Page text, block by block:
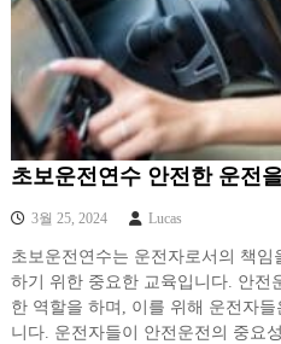
초보운전연수 안전한 운전
3월 25, 2024 Lucas
초보운전연수는 운전자로서의 책
하기 위한 중요한 교육입니다. 안전
한 역할을 하며, 이를 위해 운전자
니다. 운전자들이 안전운전의 중요